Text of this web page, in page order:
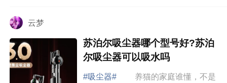
云梦
苏泊尔吸尘器哪个型号好?苏泊
尔吸尘器可以吸水吗
#吸尘器#
养猫的家庭谁懂，不是